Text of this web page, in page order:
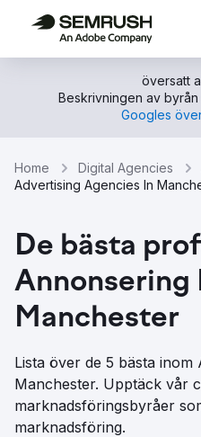
översatt
Beskrivningen av
Googles
Home Digital Agencies
Advertising Agencies In
De bästa
Annonsering
Manchester
Lista över de 5 bästa
Manchester. Upptäck vår
marknadsföringsbyråer
marknadsföring.